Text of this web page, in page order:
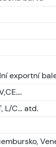
exportní
L/C... atd.